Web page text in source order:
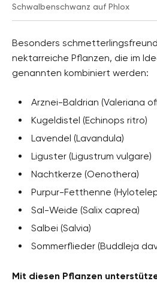
Schwalbenschwanz auf Phlox
Besonders
nektarreiche Pflanzen, die im
genannten kombiniert werden:
Arznei-Baldrian (Valeriana
Kugeldistel (Echinops ritro)
Lavendel (Lavandula)
Liguster (Ligustrum vulgare)
Nachtkerze (Oenothera)
Purpur-Fetthenne
Sal-Weide (Salix caprea)
Salbei (Salvia)
Sommerflieder (Buddleja
Mit diesen Pflanzen